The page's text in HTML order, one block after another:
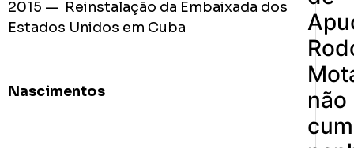
2015 — Reinstalação da Embaixada dos
Estados Unidos em Cuba
Nascimentos
não